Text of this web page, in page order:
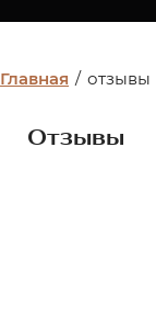
Главная / отзывы
Отзывы